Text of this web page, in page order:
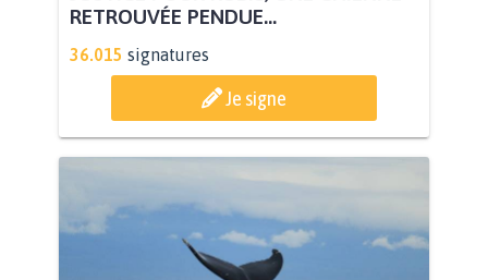
RETROUVÉE PENDUE...
36.015 signatures
Je signe